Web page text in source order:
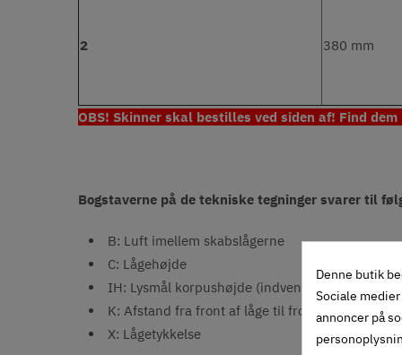
2 380 mm
OBS! Skinner skal bestilles ved siden af! Find
Bogstaverne på de tekniske tegninger svarer til
B: Luft imellem skabslågerne
C: Lågehøjde
IH: Lysmål korpushøjde (indvendige højde i
K: Afstand fra front af låge til front af skab.
X: Lågetykkelse
Denne butik
Sociale
annoncer på